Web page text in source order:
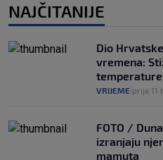
NAJČITANIJE
Dio
vremena:
temperature
VRIJEME prije 11
FOTO /
izranjaju
mamuta